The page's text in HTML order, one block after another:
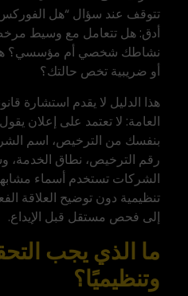
تتوقف عند سؤال “هل
أدق: هل تتعامل مع وسيط
نشاطك شخصي أم مؤسسي؟ هل
أو ضريبية تخص حالتك؟
هذا الدليل لا يقدم استشارة
العامة: لا تعتمد على إعلان
بنفسك من الترخيص، اسم
رقم الترخيص، نطاق
الشركات تستخدم أسماء
تنظيمية دون توضيح العلاقة
إلى فحص مستقل قبل الإيداع.
ما الذي يجب
وتنظيميًا؟